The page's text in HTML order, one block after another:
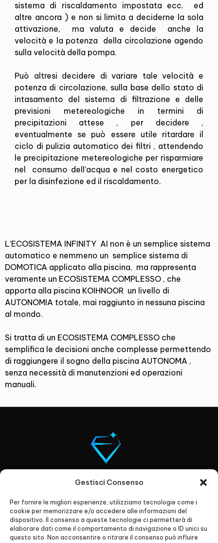
Gestisci Consenso
Per fornire le migliori esperienze, utilizziamo tecnologie come i
cookie per memorizzare e/o accedere alle informazioni del
dispositivo. Il consenso a queste tecnologie ci permetterà di
elaborare dati come il comportamento di navigazione o ID unici su
questo sito. Non acconsentire o ritirare il consenso può influire
sistema di riscaldamento impostata ecc. ed
altre ancora ) e non si limita a deciderne la sola
attivazione, ma valuta e decide anche la
velocità e la potenza della circolazione agendo
sulla velocità della pompa.
Può altresi decidere di variare tale velocità e
potenza di circolazione, sulla base dello stato di
intasamento del sistema di filtrazione e delle
previsioni metereologiche in termini di
precipitazioni attese , per decidere ,
eventualmente se può essere utile ritardare il
ciclo di pulizia automatico dei filtri , attendendo
le precipitazione metereologiche per risparmiare
nel consumo dell’acqua e nel costo energetico
per la disinfezione ed il riscaldamento.
L’ECOSISTEMA INFINITY AI non è un semplice sistema
automatico e nemmeno un semplice sistema di
DOMOTICA applicato alla piscina, ma rappresenta
veramente un ECOSISTEMA COMPLESSO , che
apporta alla piscina KOIHNOOR un livello di
AUTONOMIA totale, mai raggiunto in nessuna piscina
al mondo.
Si tratta di un ECOSISTEMA COMPLESSO che
semplifica le decisioni anche complesse permettendo
di raggiungere il sogno della piscina AUTONOMA ,
senza necessità di manutenzioni ed operazioni
manuali.